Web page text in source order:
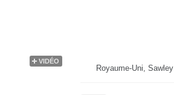
VIDÉO
Royaume-Uni, Sawley